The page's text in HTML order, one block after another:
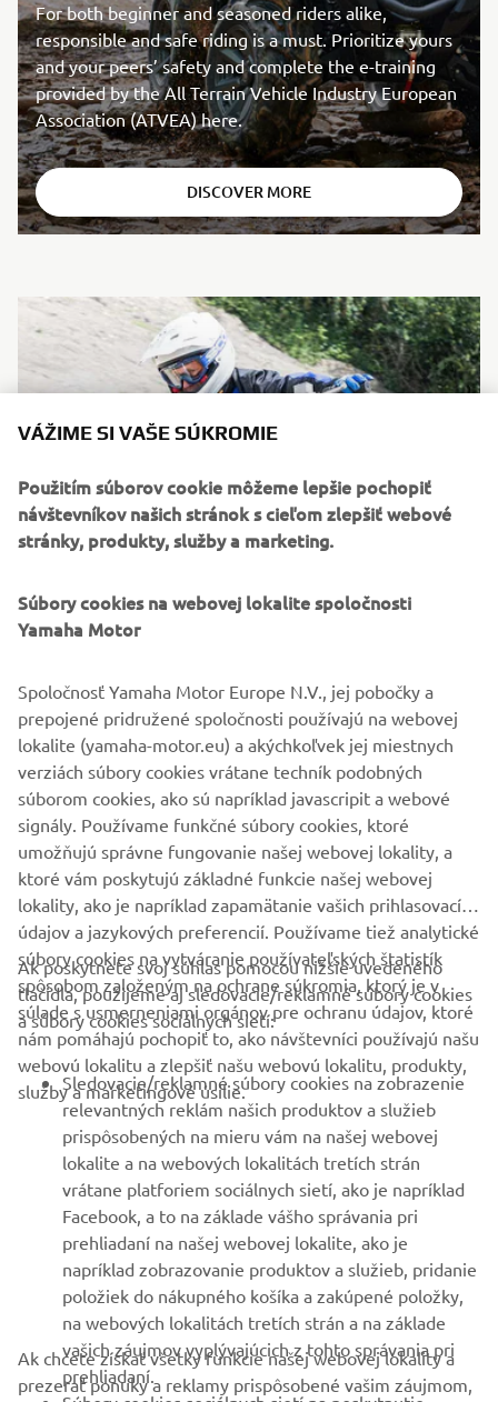
For both beginner and seasoned riders alike,
responsible and safe riding is a must. Prioritize yours
and your peers’ safety and complete the e-training
provided by the All Terrain Vehicle Industry European
Association (ATVEA) here.
DISCOVER MORE
SPOLOČNOSTI YAMAHA NA
REMEŇ
Vďaka 10-ročnej záruke na remeň, ktorá dokazuje
vynikajúcu spoľahlivosť a odolnosť, môžete jazdiť bez
obáv.
ZISTITE VIAC
FIREMNÉ STRÁNKY
B2B
VIAC YAMAHA
PODPORA
BULLETIN
Získajte medzi prvými informácie o najnovších ponukách,
špeciálnych akciách, nových verziách a mnoho ďalšieho
VÁŽIME SI VAŠE SÚKROMIE
Použitím súborov cookie môžeme lepšie pochopiť
návštevníkov našich stránok s cieľom zlepšiť webové
stránky, produkty, služby a marketing.
Súbory cookies na webovej lokalite spoločnosti
Yamaha Motor
Spoločnosť Yamaha Motor Europe N.V., jej pobočky a
prepojené pridružené spoločnosti používajú na webovej
lokalite (yamaha-motor.eu) a akýchkoľvek jej miestnych
verziách súbory cookies vrátane techník podobných
súborom cookies, ako sú napríklad javascripit a webové
signály. Používame funkčné súbory cookies, ktoré
umožňujú správne fungovanie našej webovej lokality, a
ktoré vám poskytujú základné funkcie našej webovej
lokality, ako je napríklad zapamätanie vašich prihlasovacích
údajov a jazykových preferencií. Používame tiež analytické
súbory cookies na vytváranie používateľských štatistík
spôsobom založeným na ochrane súkromia, ktorý je v
súlade s usmerneniami orgánov pre ochranu údajov, ktoré
nám pomáhajú pochopiť to, ako návštevníci používajú našu
webovú lokalitu a zlepšiť našu webovú lokalitu, produkty,
služby a marketingové úsilie.
Ak poskytnete svoj súhlas pomocou nižšie uvedeného
tlačidla, použijeme aj sledovacie/reklamné súbory cookies
a súbory cookies sociálnych sietí:
Sledovacie/reklamné súbory cookies na zobrazenie
relevantných reklám našich produktov a služieb
prispôsobených na mieru vám na našej webovej
lokalite a na webových lokalitách tretích strán
vrátane platforiem sociálnych sietí, ako je napríklad
Facebook, a to na základe vášho správania pri
prehliadaní na našej webovej lokalite, ako je
napríklad zobrazovanie produktov a služieb, pridanie
položiek do nákupného košíka a zakúpené položky,
na webových lokalitách tretích strán a na základe
vašich záujmov vyplývajúcich z tohto správania pri
prehliadaní.
Ak chcete získať všetky funkcie našej webovej lokality a
prezerať ponuky a reklamy prispôsobené vašim záujmom,